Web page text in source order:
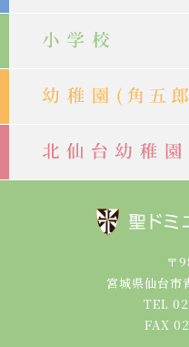
〒
宮城県仙台市
TEL
FAX